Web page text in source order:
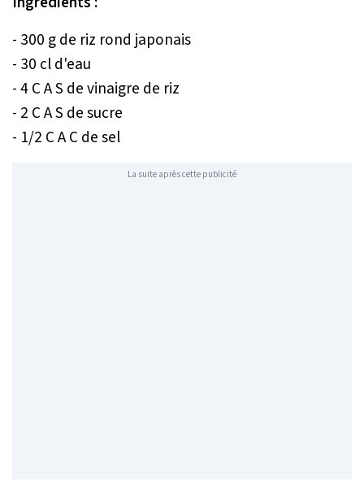
- 300 g de riz rond japonais
- 30 cl d'eau
- 4 C A S de vinaigre de riz
- 2 C A S de sucre
- 1/2 C A C de sel
La suite après cette publicité